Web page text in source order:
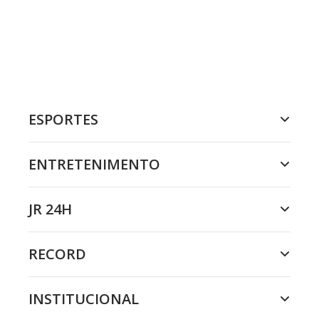
ESPORTES
ENTRETENIMENTO
JR 24H
RECORD
INSTITUCIONAL